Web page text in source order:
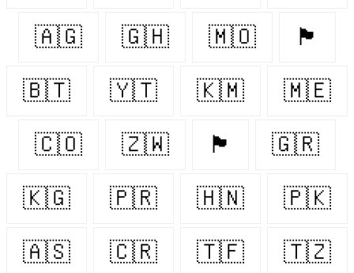
🇦🇬 🇬🇭 🇲🇴 🏴󠁧󠁢󠁥󠁮󠁧󠁿
🇧🇹 🇾🇹 🇰🇲 🇲🇪
🇨🇴 🇿🇼 🏴󠁧󠁢󠁳󠁣󠁴󠁿 🇬🇷
🇰🇬 🇵🇷 🇭🇳 🇵🇰
🇦🇸 🇨🇷 🇹🇫 🇹🇿